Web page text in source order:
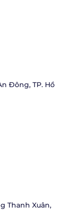
Đông, TP. Hồ
Thanh Xuân,